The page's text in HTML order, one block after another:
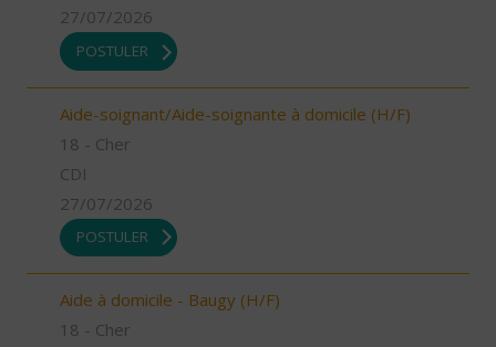
27/07/2026
POSTULER
Aide-soignant/Aide-soignante à domicile (H/F)
18 - Cher
CDI
27/07/2026
POSTULER
Aide à domicile - Baugy (H/F)
18 - Cher